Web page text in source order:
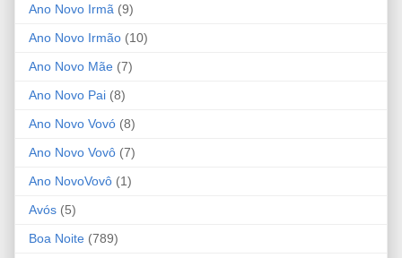
Ano Novo Irmã (9)
Ano Novo Irmão (10)
Ano Novo Mãe (7)
Ano Novo Pai (8)
Ano Novo Vovó (8)
Ano Novo Vovô (7)
Ano NovoVovô (1)
Avós (5)
Boa Noite (789)